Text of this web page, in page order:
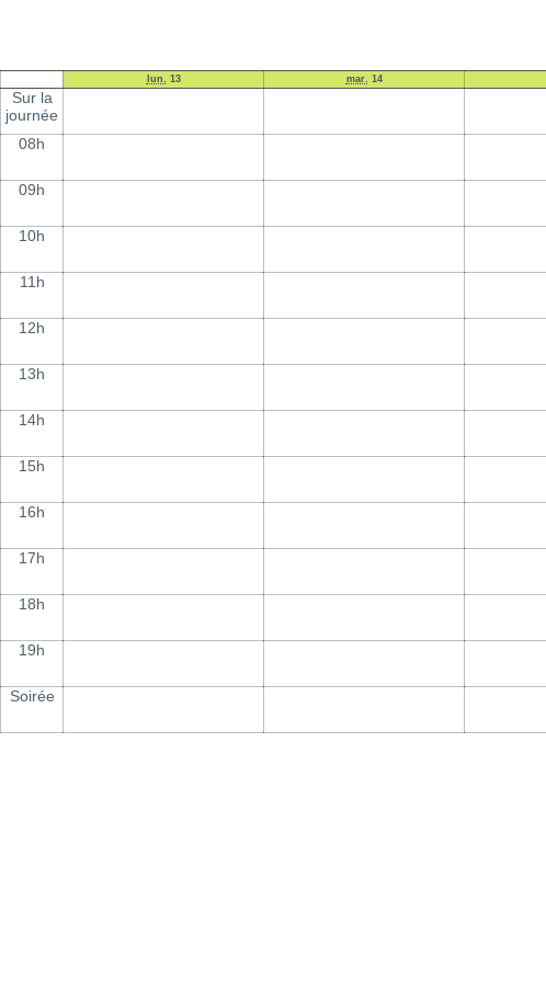
lun. 13 mar. 14
Sur la
journée
08h
09h
10h
11h
12h
13h
14h
15h
16h
17h
18h
19h
Soirée